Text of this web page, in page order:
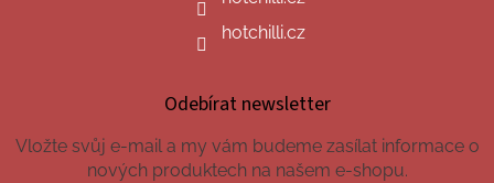
hotchilli.cz
Odebírat newsletter
Vložte svůj e-mail a my vám budeme zasílat informace o
nových produktech na našem e-shopu.